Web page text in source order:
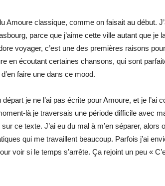
Amoure classique, comme on faisait au début.
parce que j’aime cette ville autant que je
voyager, c’est une des premières raisons
en écoutant certaines chansons, qui sont
faire une dans ce mood.
départ je ne l’ai pas écrite pour Amoure, et je l’ai
là je traversais une période difficile avec
ce texte. J’ai eu du mal à m’en séparer, alors
qui me travaillent beaucoup. Parfois j’ai
voir si le temps s’arrête. Ça rejoint un peu «